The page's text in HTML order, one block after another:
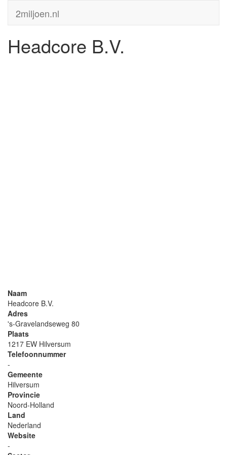
2miljoen.nl
Headcore B.V.
Naam
Headcore B.V.
Adres
's-Gravelandseweg 80
Plaats
1217 EW Hilversum
Telefoonnummer
-
Gemeente
Hilversum
Provincie
Noord-Holland
Land
Nederland
Website
-